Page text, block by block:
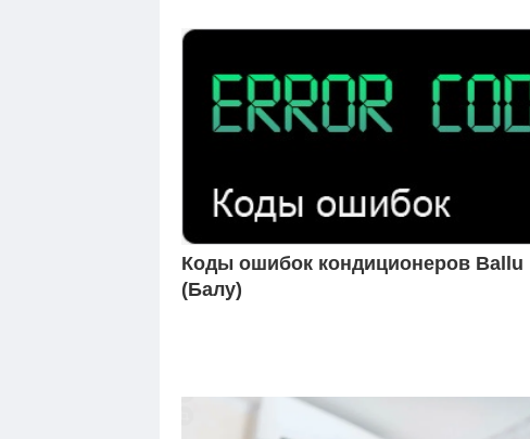
Коды ошибок кондиционеров Ballu
(Балу)